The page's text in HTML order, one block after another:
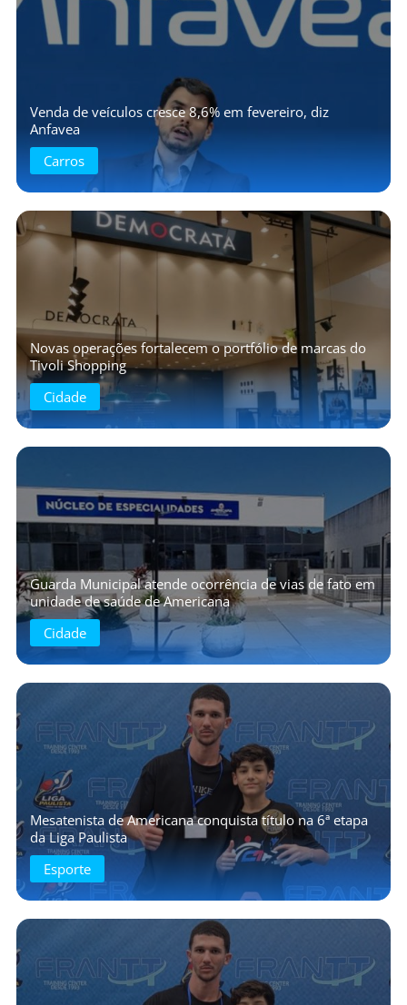
Venda de veículos cresce 8,6% em fevereiro, diz
Anfavea
Carros
Novas operações fortalecem o portfólio de marcas do
Tivoli Shopping
Cidade
Guarda Municipal atende ocorrência de vias de fato em
unidade de saúde de Americana
Cidade
Mesatenista de Americana conquista título na 6ª etapa
da Liga Paulista
Esporte